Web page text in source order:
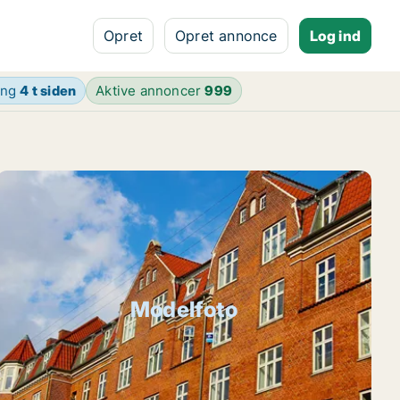
Opret Opret annonce Log ind
4 t siden Aktive annoncer999
Modelfoto